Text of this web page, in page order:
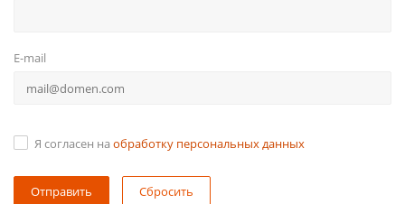
E-mail
Я согласен на обработку персональных данных
Сбросить